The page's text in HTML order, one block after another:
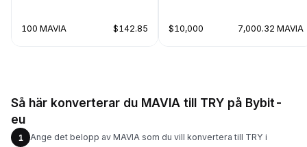
100 MAVIA $142.85 $10,000 7,000.32 MAVIA
Så här konverterar du MAVIA till TRY på Bybit-
eu
1
Ange det belopp av MAVIA som du vill konvertera till TRY i